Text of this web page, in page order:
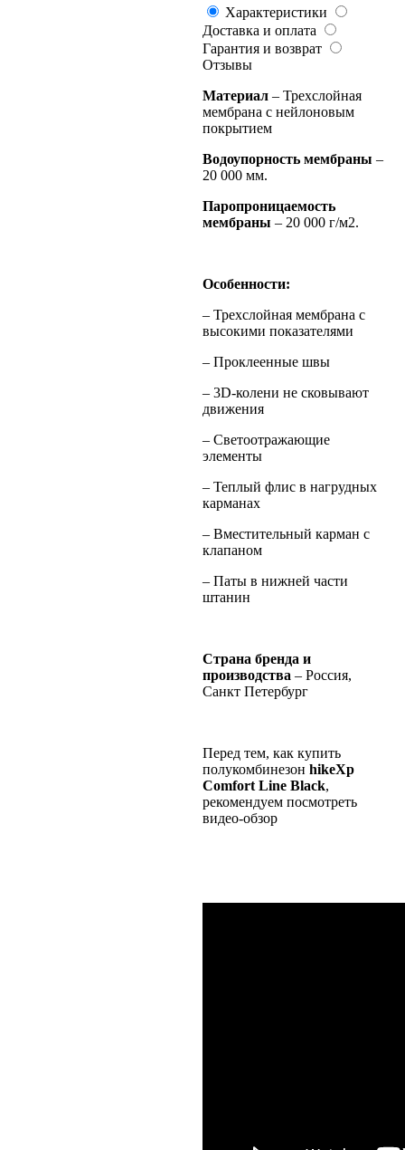
Характеристики
Доставка и оплата
Гарантия и возврат
Отзывы
Материал – Трехслойная
мембрана с нейлоновым
покрытием
Водоупорность мембраны –
20 000 мм.
Паропроницаемость
мембраны – 20 000 г/м2.
Особенности:
– Трехслойная мембрана с
высокими показателями
– Проклеенные швы
– 3D-колени не сковывают
движения
– Светоотражающие
элементы
– Теплый флис в нагрудных
карманах
– Вместительный карман с
клапаном
– Паты в нижней части
штанин
Cтрана бренда и
производства – Россия,
Санкт Петербург
Перед тем, как купить
полукомбинезон hikeXp
Comfort Line Black,
рекомендуем посмотреть
видео-обзор